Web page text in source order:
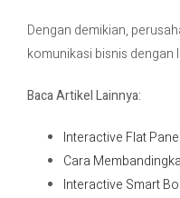
Dengan demikian,
komunikasi bisnis dengan
Baca Artikel Lainnya:
Interactive Flat
Cara
Interactive Smart